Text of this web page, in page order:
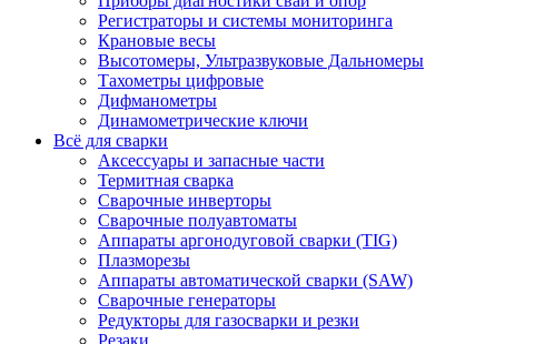
Регистраторы и системы мониторинга
Крановые весы
Высотомеры, Ультразвуковые Дальномеры
Тахометры цифровые
Дифманометры
Динамометрические ключи
Всё для сварки
Аксессуары и запасные части
Термитная сварка
Сварочные инверторы
Сварочные полуавтоматы
Аппараты аргонодуговой сварки (TIG)
Плазморезы
Аппараты автоматической сварки (SAW)
Сварочные генераторы
Редукторы для газосварки и резки
Резаки